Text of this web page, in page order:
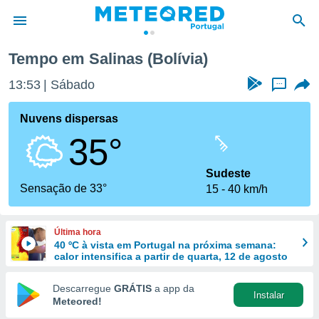
da
foi
fornecidas
a este
das
e
forma
digital
Tempo em Salinas (Bolívia)
13:53 Sábado ...
Nuvens dispersas
35°
Sensação de 33°
Sudeste
15
40 km/h
Última hora
40 ºC à vista em Portugal na próxima semana:
calor intensifica a partir de quarta, 12 de agosto
Descarregue GRÁTIS a app da
Meteored!
Instalar